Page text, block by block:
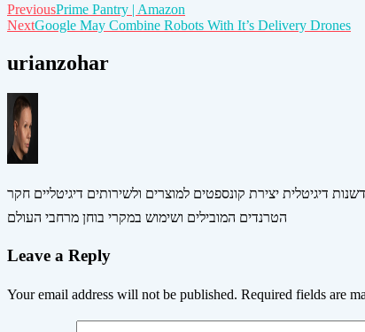
Post
navigation
PreviousPrime Pantry | Amazon
NextGoogle May Combine Robots With It’s Delivery Drones
urianzohar
דיגיטלית יצירת קונספטים למוצרים ולשירותים דיגיטליים חקר
הטרנדים המובילים ושימוש במקרי בוחן מרחבי העולם
Leave a Reply
Your email address will not be published. Required fields are